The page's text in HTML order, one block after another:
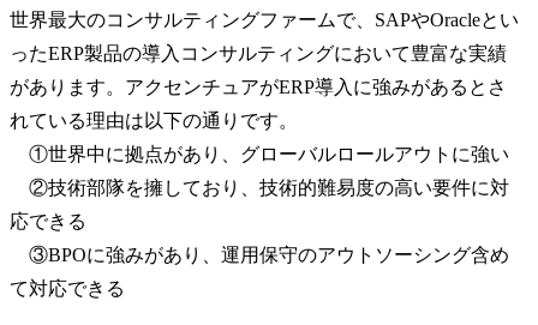
世界最大のコンサルティングファームで、SAPやOracleとい
ったERP製品の導入コンサルティングにおいて豊富な実績
があります。アクセンチュアがERP導入に強みがあるとさ
れている理由は以下の通りです。
①世界中に拠点があり、グローバルロールアウトに強い
②技術部隊を擁しており、技術的難易度の高い要件に対
応できる
③BPOに強みがあり、運用保守のアウトソーシング含め
て対応できる